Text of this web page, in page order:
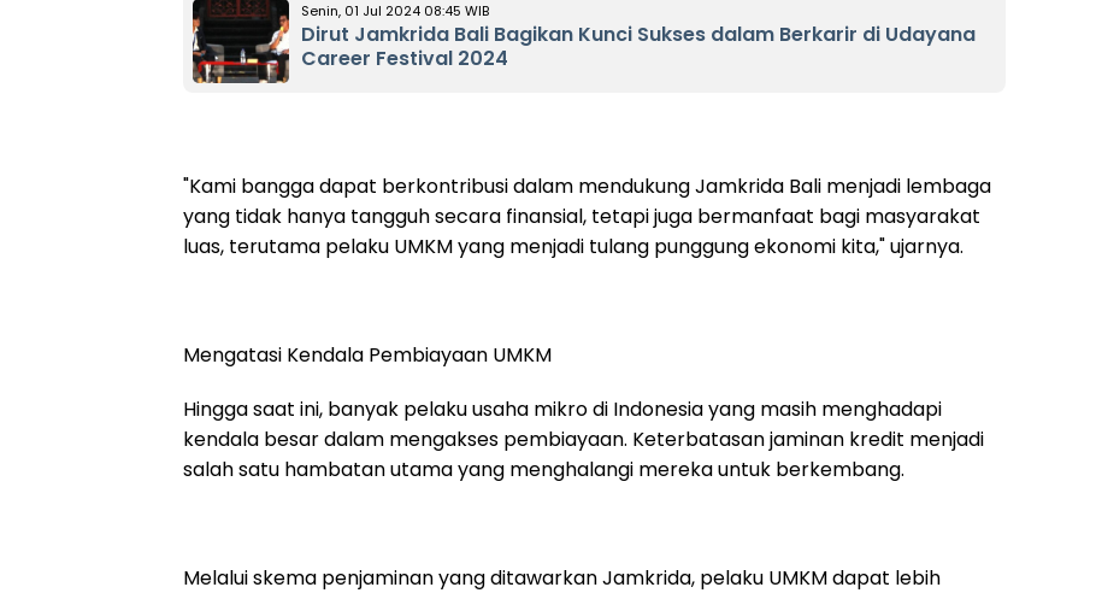
Senin, 01 Jul 2024 08:45 WIB
Dirut Jamkrida Bali Bagikan Kunci Sukses dalam Berkarir di Udayana
Career Festival 2024
"Kami bangga dapat berkontribusi dalam mendukung Jamkrida Bali menjadi lembaga
yang tidak hanya tangguh secara finansial, tetapi juga bermanfaat bagi masyarakat
luas, terutama pelaku UMKM yang menjadi tulang punggung ekonomi kita," ujarnya.
Mengatasi Kendala Pembiayaan UMKM
Hingga saat ini, banyak pelaku usaha mikro di Indonesia yang masih menghadapi
kendala besar dalam mengakses pembiayaan. Keterbatasan jaminan kredit menjadi
salah satu hambatan utama yang menghalangi mereka untuk berkembang.
Melalui skema penjaminan yang ditawarkan Jamkrida, pelaku UMKM dapat lebih